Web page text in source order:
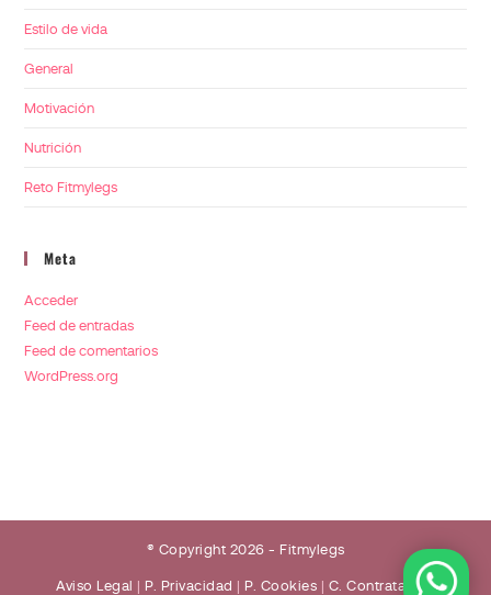
Estilo de vida
General
Motivación
Nutrición
Reto Fitmylegs
Meta
Acceder
Feed de entradas
Feed de comentarios
WordPress.org
® Copyright 2026 - Fitmylegs
Aviso Legal | P. Privacidad | P. Cookies | C. Contratación